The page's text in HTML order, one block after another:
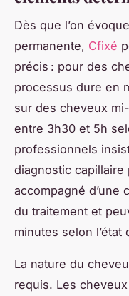
Dès que l’on
permanente, Cfixé
précis : pour des
processus dure en
sur des cheveux
entre 3h30 et 5h
professionnels
diagnostic
accompagné d’une
du traitement et
minutes selon l’état
La nature du
requis. Les